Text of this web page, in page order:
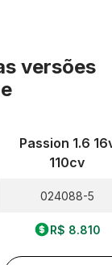
versões
Passion 1.6
110cv
024088-5
R$ 8.810